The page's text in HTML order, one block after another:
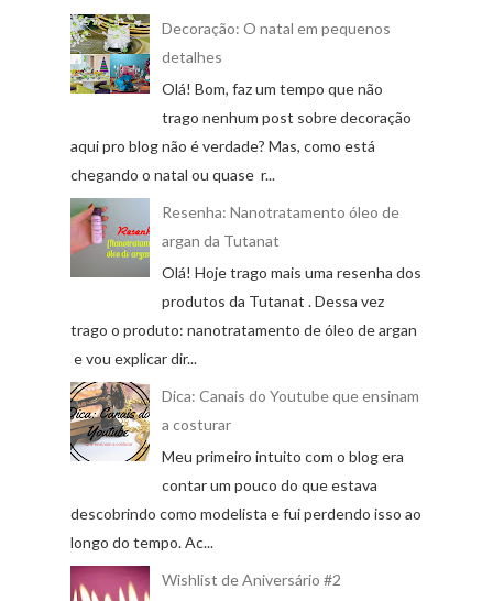
Decoração: O natal em pequenos
detalhes
Olá! Bom, faz um tempo que não
trago nenhum post sobre decoração
aqui pro blog não é verdade? Mas, como está
chegando o natal ou quase r...
Resenha: Nanotratamento óleo de
argan da Tutanat
Olá! Hoje trago mais uma resenha dos
produtos da Tutanat . Dessa vez
trago o produto: nanotratamento de óleo de argan
e vou explicar dir...
Dica: Canais do Youtube que ensinam
a costurar
Meu primeiro intuito com o blog era
contar um pouco do que estava
descobrindo como modelista e fui perdendo isso ao
longo do tempo. Ac...
Wishlist de Aniversário #2